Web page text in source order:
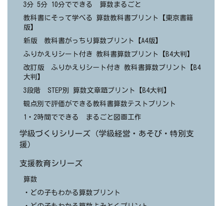
3分 5分 10分でできる 算数まるごと
教科書にそって学べる 算数教科書プリント【東京書籍
版】
新版 教科書がっちり算数プリント【A4版】
ふりかえりシート付き 教科書算数プリント【B4大判】
改訂版 ふりかえりシート付き 教科書算数プリント【B4
大判】
3段階 STEP別 算数文章題プリント【B4大判】
観点別で評価ができる教科書算数テストプリント
1・2時間でできる まるごと図画工作
学級づくりシリーズ（学級経営・あそび・特別支
援）
支援教育シリーズ
算数
・どの子もわかる算数プリント